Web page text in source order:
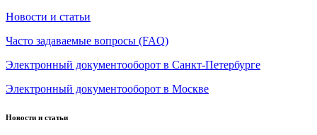
Новости и статьи
Часто задаваемые вопросы (FAQ)
Электронный документооборот в Санкт-Петербурге
Электронный документооборот в Москве
Новости и статьи